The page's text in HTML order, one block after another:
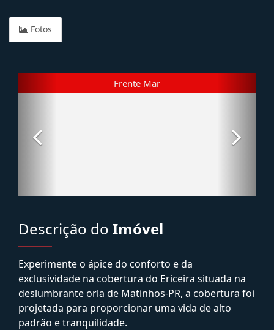
Fotos
Descrição do Imóvel
Experimente o ápice do conforto e da
exclusividade na cobertura do Ericeira situada na
deslumbrante orla de Matinhos-PR, a cobertura foi
projetada para proporcionar uma vida de alto
padrão e tranquilidade.